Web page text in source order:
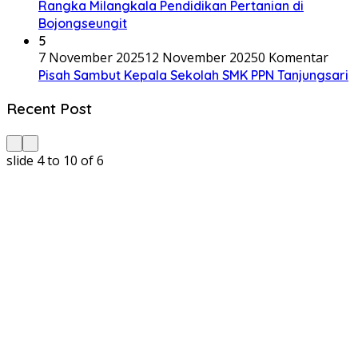
Rangka Milangkala Pendidikan Pertanian di
Bojongseungit
5
7 November 202512 November 20250 Komentar
Pisah Sambut Kepala Sekolah SMK PPN Tanjungsari
Recent Post
slide 4 to 10 of 6